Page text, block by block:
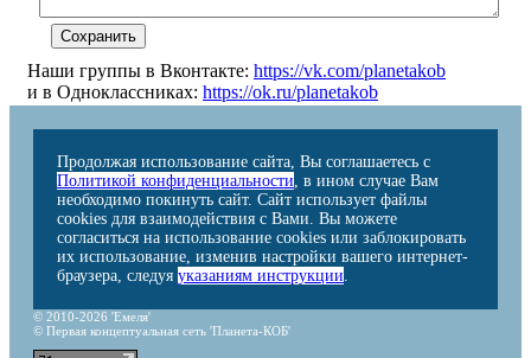
Наши группы в Вконтакте: https://vk.com/planetakob
и в Одноклассниках: https://ok.ru/planetakob
Продолжая использование сайта, Вы соглашаетесь с
Политикой конфиденциальности, в ином случае Вам
необходимо покинуть сайт. Сайт использует файлы
cookies для взаимодействия с Вами. Вы можете
согласиться на использование cookies или заблокировать
их использование, изменив настройки вашего интернет-
браузера, следуя указаниям инструкции.
© 2010-2026 'Емеля'
© Первая концептуальная сеть 'Планета-КОБ'